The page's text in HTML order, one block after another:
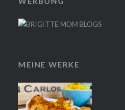
MEINE WERKE